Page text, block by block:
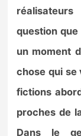
Tests
Autres
Previews
question
un moment
chose qui se
fictions
proches de
Dans le